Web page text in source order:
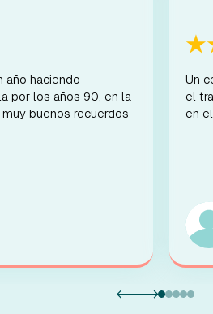
año haciendo
por los años 90, en la
buenos recuerdos
Un
el
en